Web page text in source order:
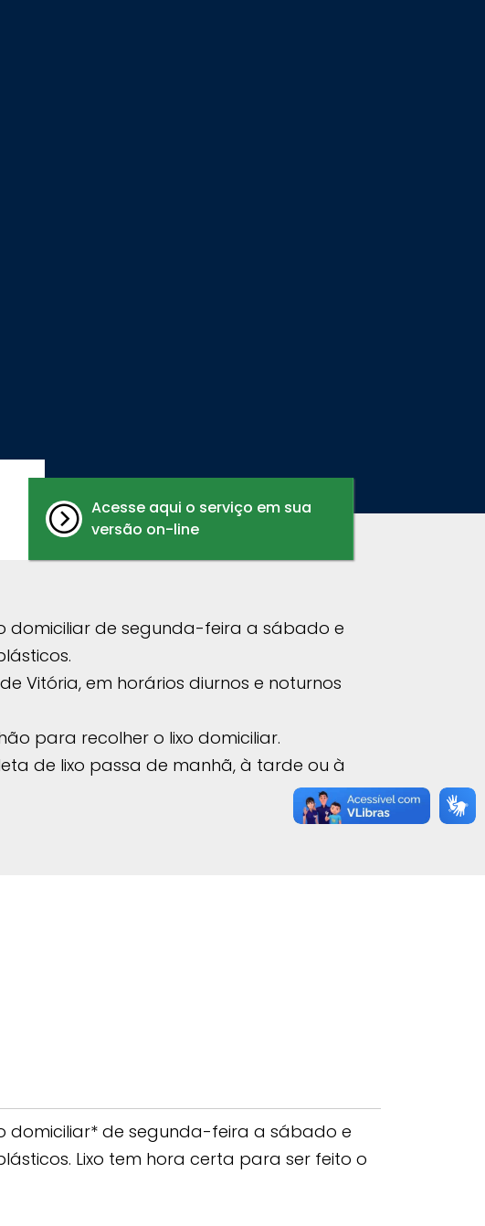
Acesse aqui o serviço em sua
versão on-line
domiciliar de segunda-feira a sábado e
Vitória, em horários diurnos e noturnos
para recolher o lixo domiciliar.
de lixo passa de manhã, à tarde ou à
domiciliar* de segunda-feira a sábado e
Lixo tem hora certa para ser feito o